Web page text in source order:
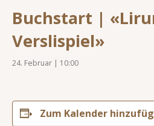
Buchstart |
Verslispiel»
24. Februar | 10:00
Zum Kalender